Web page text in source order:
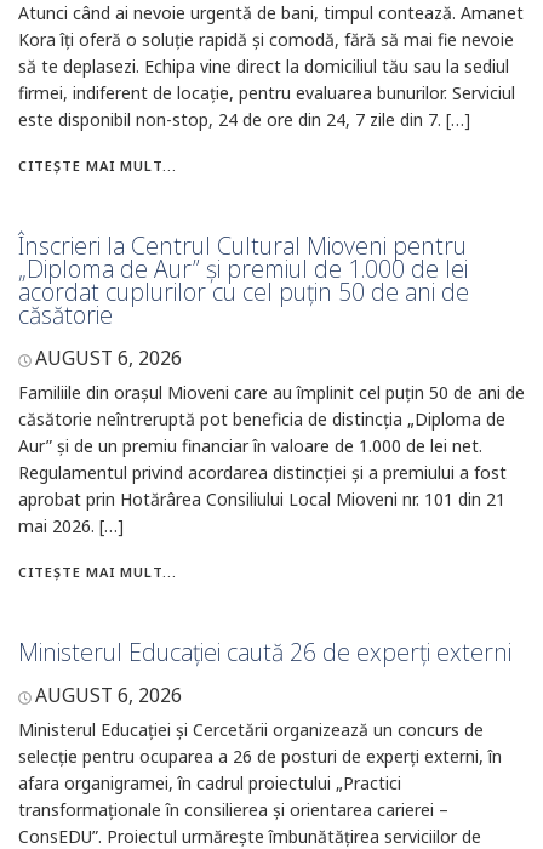
Atunci când ai nevoie urgentă de bani, timpul contează. Amanet
Kora îți oferă o soluție rapidă și comodă, fără să mai fie nevoie
să te deplasezi. Echipa vine direct la domiciliul tău sau la sediul
firmei, indiferent de locație, pentru evaluarea bunurilor. Serviciul
este disponibil non-stop, 24 de ore din 24, 7 zile din 7. […]
CITEȘTE MAI MULT...
Înscrieri la Centrul Cultural Mioveni pentru
„Diploma de Aur” și premiul de 1.000 de lei
acordat cuplurilor cu cel puțin 50 de ani de
căsătorie
AUGUST 6, 2026
Familiile din orașul Mioveni care au împlinit cel puțin 50 de ani de
căsătorie neîntreruptă pot beneficia de distincția „Diploma de
Aur” și de un premiu financiar în valoare de 1.000 de lei net.
Regulamentul privind acordarea distincției și a premiului a fost
aprobat prin Hotărârea Consiliului Local Mioveni nr. 101 din 21
mai 2026. […]
CITEȘTE MAI MULT...
Ministerul Educației caută 26 de experți externi
AUGUST 6, 2026
Ministerul Educației și Cercetării organizează un concurs de
selecție pentru ocuparea a 26 de posturi de experți externi, în
afara organigramei, în cadrul proiectului „Practici
transformaționale în consilierea și orientarea carierei –
ConsEDU”. Proiectul urmărește îmbunătățirea serviciilor de